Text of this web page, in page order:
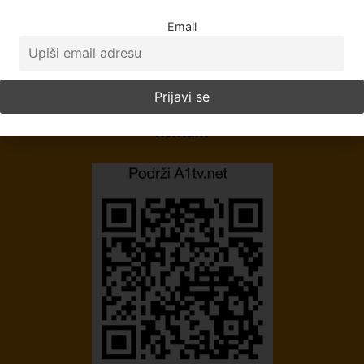
O Nama
Politika Privatnosti
Impresum
Kontakt
Email